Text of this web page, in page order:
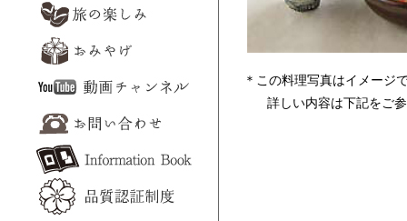
＊この料理写真はイメージ
詳しい内容は下記をご参